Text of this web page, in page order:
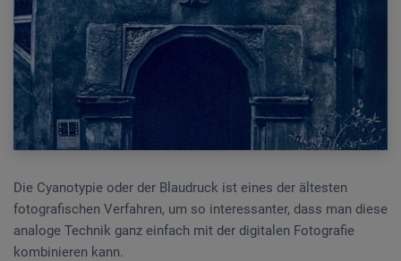
Die Cyanotypie oder der Blaudruck ist eines der ältesten
fotografischen Verfahren, um so interessanter, dass man diese
analoge Technik ganz einfach mit der digitalen Fotografie
kombinieren kann.